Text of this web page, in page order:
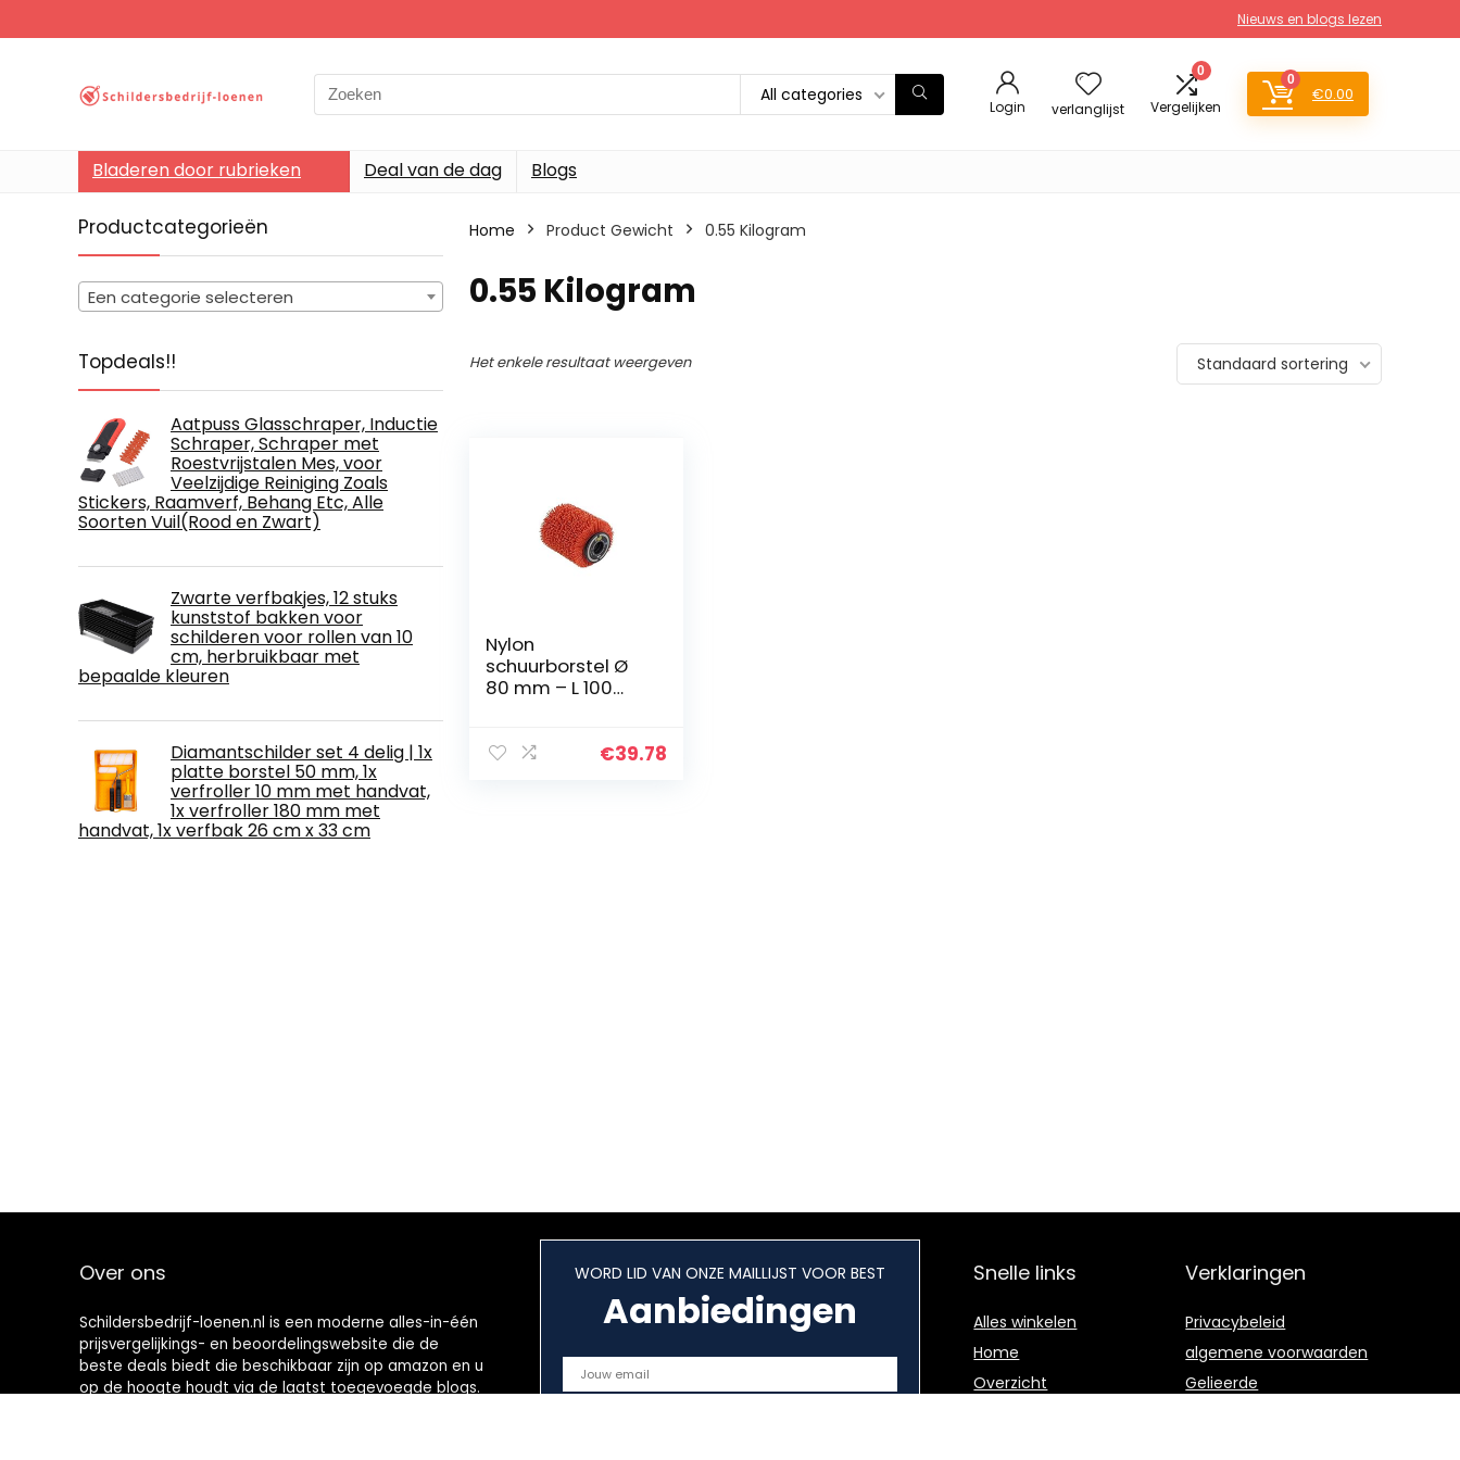
Nieuws en blogs lezen
Search
for:
All categories
Login verlanglijst
0
Vergelijken
0
€0.00
Bladeren door rubrieken Deal van de dag Blogs
Productcategorieën
Een categorie selecteren
Topdeals!!
Aatpuss Glasschraper, Inductie
Schraper, Schraper met
Roestvrijstalen Mes, voor
Veelzijdige Reiniging Zoals
Stickers, Raamverf, Behang Etc, Alle
Soorten Vuil(Rood en Zwart)
Zwarte verfbakjes, 12 stuks
kunststof bakken voor
schilderen voor rollen van 10
cm, herbruikbaar met
bepaalde kleuren
Diamantschilder set 4 delig | 1x
platte borstel 50 mm, 1x
verfroller 10 mm met handvat,
1x verfroller 180 mm met
handvat, 1x verfbak 26 cm x 33 cm
Home Product Gewicht ‎0.55 Kilogram
‎0.55 Kilogram
Het enkele resultaat weergeven Standaard sortering
Nylon
schuurborstel Ø
80 mm – L 100
ijzen/reinigen€39.78
Over ons
Schildersbedrijf-loenen.nl is een moderne alles-in-één
prijsvergelijkings- en beoordelingswebsite die de
beste deals biedt die beschikbaar zijn op amazon en u
op de hoogte houdt via de laatst toegevoegde blogs.
WORD LID VAN ONZE MAILLIJST VOOR BEST
Aanbiedingen
Snelle links
Alles winkelen
Home
Overzicht
Verklaringen
Privacybeleid
algemene voorwaarden
Gelieerde